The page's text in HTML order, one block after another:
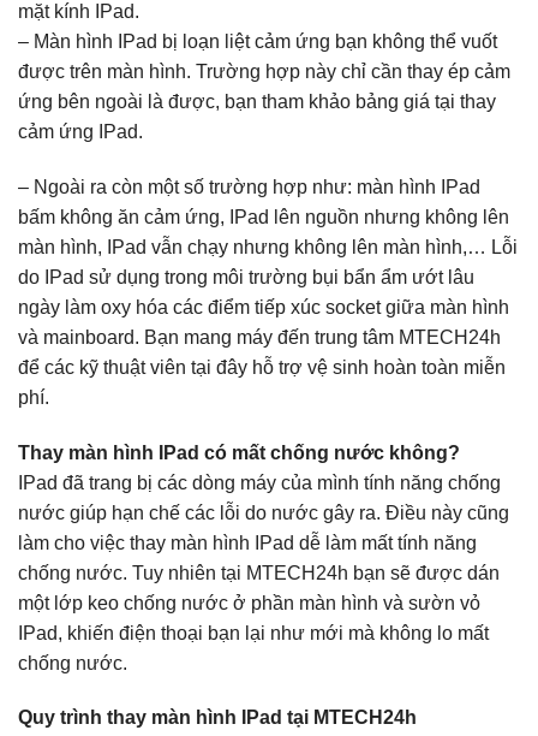
mặt kính IPad.
– Màn hình IPad bị loạn liệt cảm ứng bạn không thể vuốt
được trên màn hình. Trường hợp này chỉ cần thay ép cảm
ứng bên ngoài là được, bạn tham khảo bảng giá tại thay
cảm ứng IPad.
– Ngoài ra còn một số trường hợp như: màn hình IPad
bấm không ăn cảm ứng, IPad lên nguồn nhưng không lên
màn hình, IPad vẫn chạy nhưng không lên màn hình,… Lỗi
do IPad sử dụng trong môi trường bụi bẩn ẩm ướt lâu
ngày làm oxy hóa các điểm tiếp xúc socket giữa màn hình
và mainboard. Bạn mang máy đến trung tâm MTECH24h
để các kỹ thuật viên tại đây hỗ trợ vệ sinh hoàn toàn miễn
phí.
Thay màn hình IPad có mất chống nước không?
IPad đã trang bị các dòng máy của mình tính năng chống
nước giúp hạn chế các lỗi do nước gây ra. Điều này cũng
làm cho việc thay màn hình IPad dễ làm mất tính năng
chống nước. Tuy nhiên tại MTECH24h bạn sẽ được dán
một lớp keo chống nước ở phần màn hình và sườn vỏ
IPad, khiến điện thoại bạn lại như mới mà không lo mất
chống nước.
Quy trình thay màn hình IPad tại MTECH24h